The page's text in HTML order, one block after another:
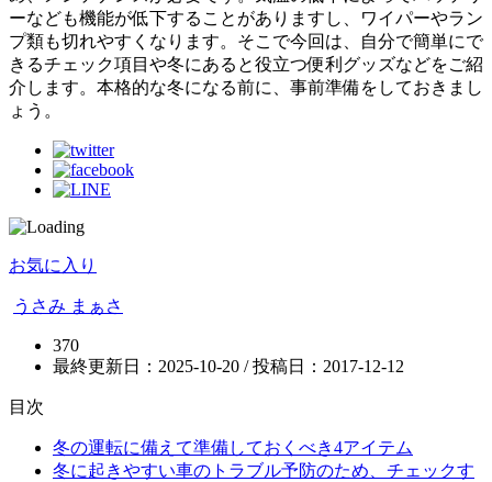
ーなども機能が低下することがありますし、ワイパーやラン
プ類も切れやすくなります。そこで今回は、自分で簡単にで
きるチェック項目や冬にあると役立つ便利グッズなどをご紹
介します。本格的な冬になる前に、事前準備をしておきまし
ょう。
お気に入り
うさみ まぁさ
370
最終更新日：2025-10-20 / 投稿日： 2017-12-12
目次
冬の運転に備えて準備しておくべき4アイテム
冬に起きやすい車のトラブル予防のため、チェックす